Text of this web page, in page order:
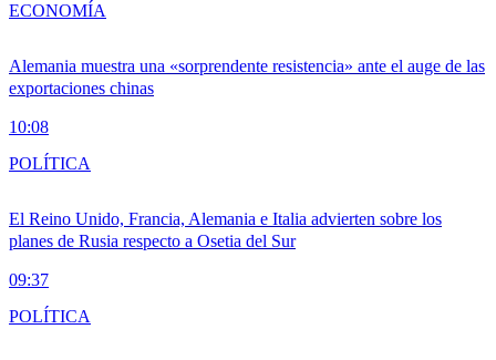
Alemania muestra una «sorprendente resistencia» ante el auge de las
exportaciones chinas
10:08
ECONOMÍA
El Reino Unido, Francia, Alemania e Italia advierten sobre los
planes de Rusia respecto a Osetia del Sur
09:37
POLÍTICA
POLÍTICA